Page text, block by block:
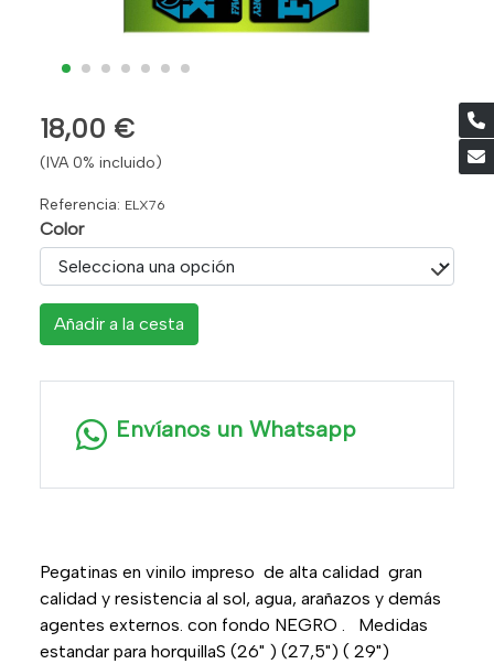
18,00 €
(IVA 0% incluido)
Referencia: ELX76
Color
Añadir a la cesta
Envíanos un Whatsapp
Pegatinas en vinilo impreso de alta calidad gran
calidad y resistencia al sol, agua, arañazos y demás
agentes externos. con fondo NEGRO . Medidas
estandar para horquillaS (26" ) (27,5") ( 29")